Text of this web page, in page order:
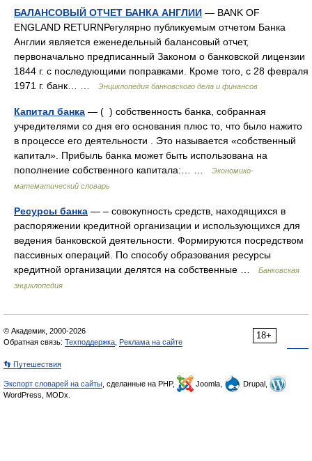
БАЛАНСОВЫЙ ОТЧЕТ БАНКА АНГЛИИ — BANK OF
ENGLAND RETURNРегулярно публикуемым отчетом Банка
Англии является еженедельный балансовый отчет,
первоначально предписанный Законом о банковской лицензии
1844 г. с последующими поправками. Кроме того, с 28 февраля
1971 г. банк… …
Энциклопедия банковского дела и финансов
Капитал банка — ( ) собственность банка, собранная
учредителями со дня его основания плюс то, что было нажито
в процессе его деятельности . Это называется «собственный
капитал». Прибыль банка может быть использована на
пополнение собственного капитала:… …
Экономико-
математический словарь
Ресурсы банка — – совокупность средств, находящихся в
распоряжении кредитной организации и использующихся для
ведения банковской деятельности. Формируются посредством
пассивных операций. По способу образования ресурсы
кредитной организации делятся на собственные …
Банковская
энциклопедия
18+
© Академик, 2000-2026
Обратная связь: Техподдержка Реклама на сайте
👣 Путешествия
Экспорт словарей на сайты , сделанные на PHP, Joomla,
Drupal,
WordPress, MODx.